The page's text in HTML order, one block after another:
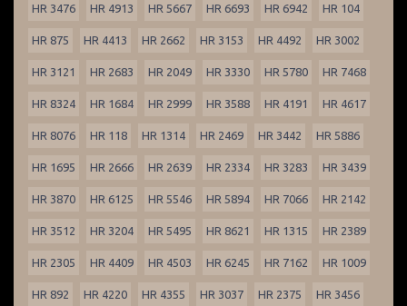
HR 3476 HR 4913 HR 5667 HR 6693 HR 6942 HR 104
HR 875 HR 4413 HR 2662 HR 3153 HR 4492 HR 3002
HR 3121 HR 2683 HR 2049 HR 3330 HR 5780 HR 7468
HR 8324 HR 1684 HR 2999 HR 3588 HR 4191 HR 4617
HR 8076 HR 118 HR 1314 HR 2469 HR 3442 HR 5886
HR 1695 HR 2666 HR 2639 HR 2334 HR 3283 HR 3439
HR 3870 HR 6125 HR 5546 HR 5894 HR 7066 HR 2142
HR 3512 HR 3204 HR 5495 HR 8621 HR 1315 HR 2389
HR 2305 HR 4409 HR 4503 HR 6245 HR 7162 HR 1009
HR 892 HR 4220 HR 4355 HR 3037 HR 2375 HR 3456